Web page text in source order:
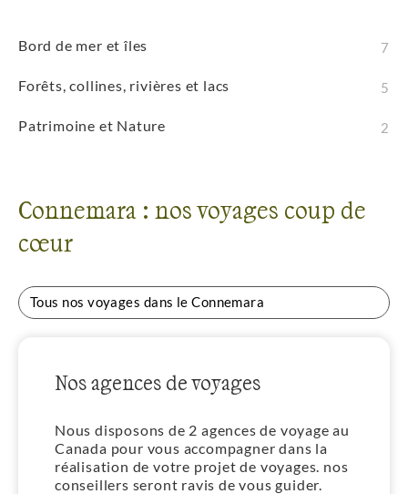
Bord de mer et îles 7
Forêts, collines, rivières et lacs 5
Patrimoine et Nature 2
Connemara : nos voyages coup de
cœur
Tous nos voyages dans le Connemara
Nos agences de voyages
Nous disposons de 2 agences de voyage au
Canada pour vous accompagner dans la
réalisation de votre projet de voyages. nos
conseillers seront ravis de vous guider.